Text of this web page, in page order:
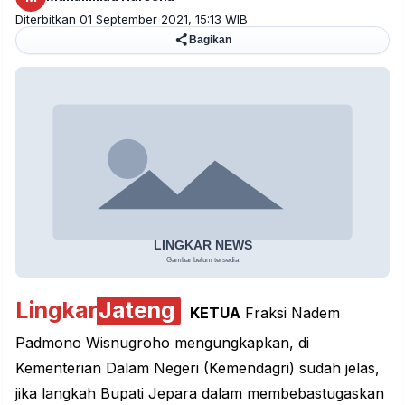
Diterbitkan 01 September 2021, 15:13 WIB
Bagikan
LingkarJateng KETUA Fraksi Nadem
Padmono Wisnugroho mengungkapkan, di
Kementerian Dalam Negeri (Kemendagri) sudah jelas,
jika langkah Bupati Jepara dalam membebastugaskan